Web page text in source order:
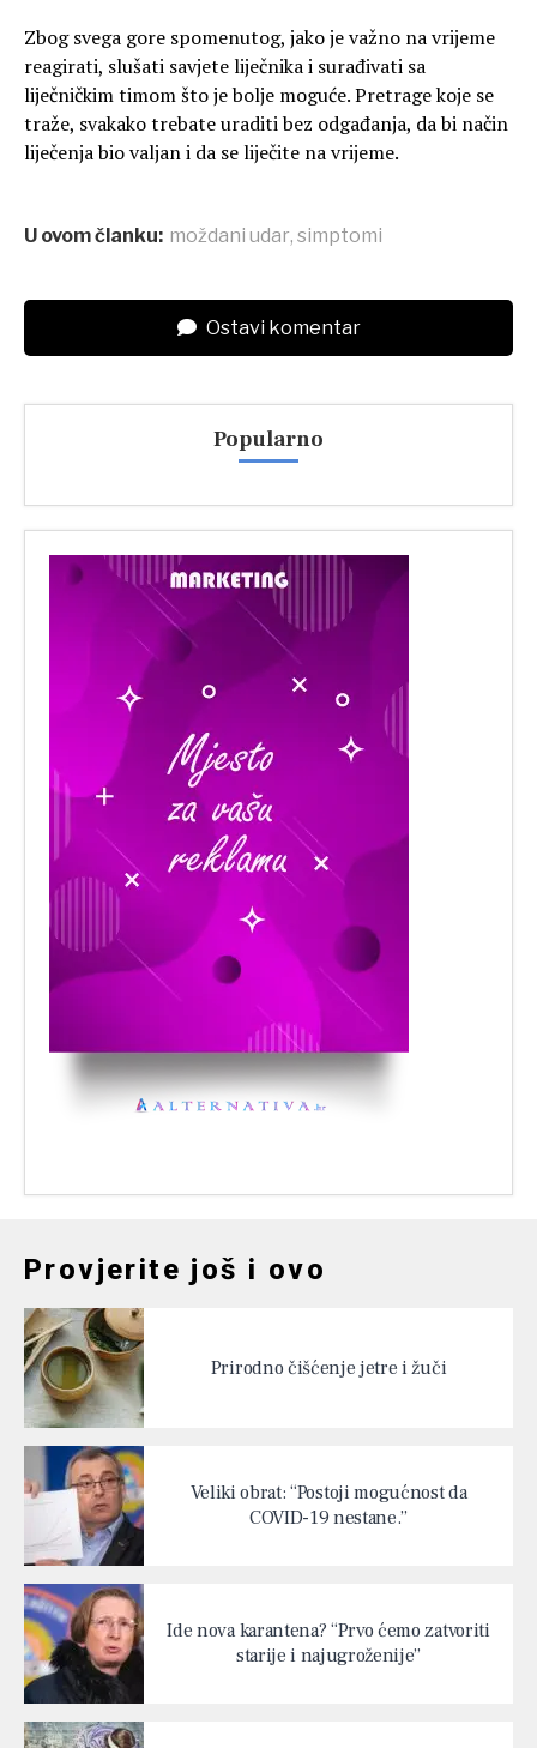
Zbog svega gore spomenutog, jako je važno na vrijeme
reagirati, slušati savjete liječnika i surađivati sa
liječničkim timom što je bolje moguće. Pretrage koje se
traže, svakako trebate uraditi bez odgađanja, da bi način
liječenja bio valjan i da se liječite na vrijeme.
U ovom članku: moždani udar, simptomi
Ostavi komentar
Popularno
Provjerite još i ovo
Prirodno čišćenje jetre i žuči
Veliki obrat: “Postoji mogućnost da
COVID-19 nestane.”
Ide nova karantena? “Prvo ćemo zatvoriti
starije i najugroženije”